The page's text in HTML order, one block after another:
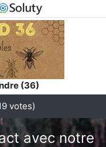
(36)
votes)
avec notre